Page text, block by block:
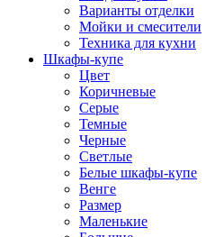
Варианты отделки
Мойки и смесители
Техника для кухни
Шкафы-купе
Цвет
Коричневые
Серые
Темные
Черные
Светлые
Белые шкафы-купе
Венге
Размер
Маленькие